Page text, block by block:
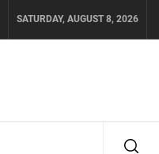
SATURDAY, AUGUST 8, 2026